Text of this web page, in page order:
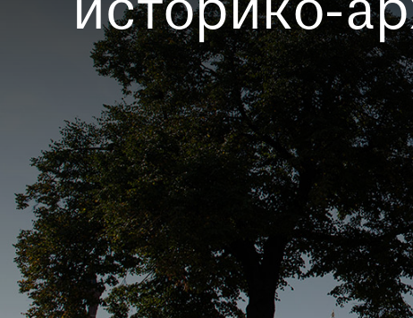
историко-